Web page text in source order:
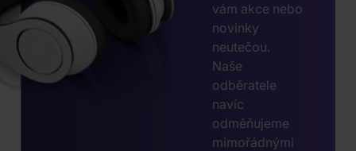
vám akce nebo
novinky
neutečou.
Naše
odběratele
navíc
odměňujeme
mimořádnými